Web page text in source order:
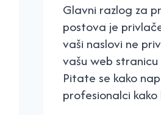
Glavni razlog za
postova je
vaši naslovi ne
vašu web
Pitate se kako
profesionalci